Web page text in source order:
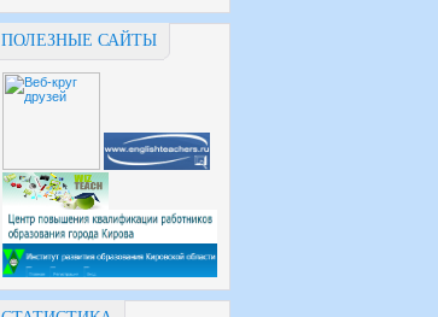
ПОЛЕЗНЫЕ САЙТЫ